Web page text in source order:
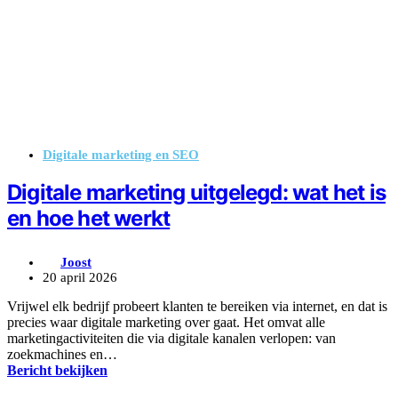
Digitale marketing en SEO
Digitale marketing uitgelegd: wat het is
en hoe het werkt
Joost
20 april 2026
Vrijwel elk bedrijf probeert klanten te bereiken via internet, en dat is
precies waar digitale marketing over gaat. Het omvat alle
marketingactiviteiten die via digitale kanalen verlopen: van
zoekmachines en…
Bericht bekijken